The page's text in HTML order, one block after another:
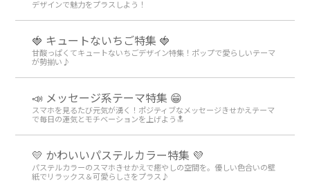
デザインで魅力をプラスしよう！
🍓 キュートないちご特集 🍓
甘酸っぱくてキュートないちごデザイン特集！ポップで愛らしいテーマ
が勢揃い♪
📣 メッセージ系テーマ特集 😁
スマホを見るたび元気が湧く！ポジティブなメッセージきせかえテーマ
で毎日の運気とモチベーションを上げよう🔝
💛 かわいいパステルカラー特集 💜
パステルカラーのスマホきせかえで癒やしの空間を。優しい色合いの壁
紙でリラックス＆可愛らしさをプラス♪